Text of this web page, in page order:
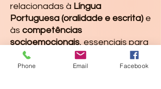
relacionadas à Língua
Portuguesa (oralidade e escrita) e
às competências
socioemocionais, essenciais para
a formação integral do
estudante.
Phone Email Facebook